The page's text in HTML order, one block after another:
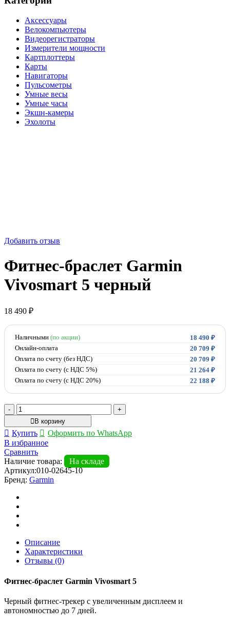
Аксессуары
Велокомпьютеры
Видеорегистраторы
Измерители мощности
Картплоттеры
Карты
Навигаторы
Пульсометры
Умные весы
Умные часы
Экшн-камеры
Эхолоты
Добавить отзыв
Фитнес-браслет Garmin
Vivosmart 5 черный
18 490 ₽
Наличными (по акции) 18 490 ₽
Онлайн-оплата
20 709 ₽
Оплата по счету (без НДС)
20 709 ₽
Оплата по счету (с НДС 5%)
21 264 ₽
Оплата по счету (с НДС 20%)
22 188 ₽
Количество
товара
Фитнес-
браслет
Garmin
Vivosmart
5
черный
В корзину
Купить
Оформить по WhatsApp
В избранное
Сравнить
Наличие товара:
На складе
Артикул:010-02645-10
Бренд: Garmin
Описание
Характеристики
Отзывы (0)
Фитнес-браслет Garmin Vivosmart 5
Черный фитнес-трекер с увеличенным дисплеем и
автономностью до 7 дней.